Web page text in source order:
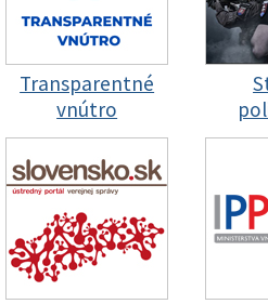
Transparentné
vnútro